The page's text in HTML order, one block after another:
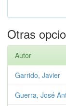
Otras
Autor
Garrido, Javier
Guerra, José